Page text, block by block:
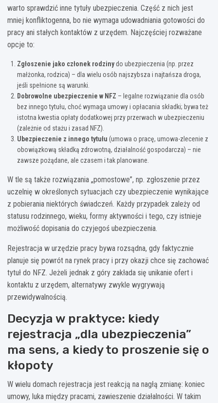
warto sprawdzić inne tytuły ubezpieczenia. Część z nich jest
mniej konfliktogenna, bo nie wymaga udowadniania gotowości do
pracy ani stałych kontaktów z urzędem. Najczęściej rozważane
opcje to:
Zgłoszenie jako członek rodzinydo ubezpieczenia (np. przez
małżonka, rodzica) – dla wielu osób najszybsza i najtańsza droga,
jeśli spełnione są warunki.
Dobrowolne ubezpieczenie w NFZ – legalne rozwiązanie dla osób
bez innego tytułu, choć wymaga umowy i opłacania składki; bywa też
istotna kwestia opłaty dodatkowej przy przerwach w ubezpieczeniu
(zależnie od stażu i zasad NFZ).
Ubezpieczenie z innego tytułu (umowa o pracę, umowa-zlecenie z
obowiązkową składką zdrowotną, działalność gospodarcza) – nie
zawsze pożądane, ale czasem i tak planowane.
W tle są także rozwiązania „pomostowe”, np. zgłoszenie przez
uczelnię w określonych sytuacjach czy ubezpieczenie wynikające
z pobierania niektórych świadczeń. Każdy przypadek zależy od
statusu rodzinnego, wieku, formy aktywności i tego, czy istnieje
możliwość dopisania do czyjegoś ubezpieczenia.
Rejestracja w urzędzie pracy bywa rozsądna, gdy faktycznie
planuje się powrót na rynek pracy i przy okazji chce się zachować
tytuł do NFZ. Jeżeli jednak z góry zakłada się unikanie ofert i
kontaktu z urzędem, alternatywy zwykle wygrywają
przewidywalnością.
Decyzja w praktyce: kiedy
rejestracja „dla ubezpieczenia”
ma sens, a kiedy to proszenie się o
kłopoty
W wielu domach rejestracja jest reakcją na nagłą zmianę: koniec
umowy, luka między pracami, zawieszenie działalności. W takim